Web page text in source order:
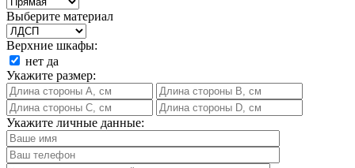
Выберите материал
Верхние шкафы:
нет да
Укажите размер:
Укажите личные данные: